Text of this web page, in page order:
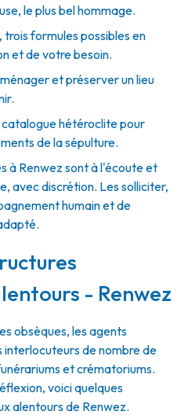
le plus bel hommage.
, trois formules possibles en
et de votre besoin.
et préserver un lieu
catalogue hétéroclite pour
de la sépulture.
à Renwez sont à l'écoute et
avec discrétion. Les solliciter,
humain et de
- Renwez
obsèques, les agents
interlocuteurs de nombre de
et crématoriums.
voici quelques
alentours de Renwez.